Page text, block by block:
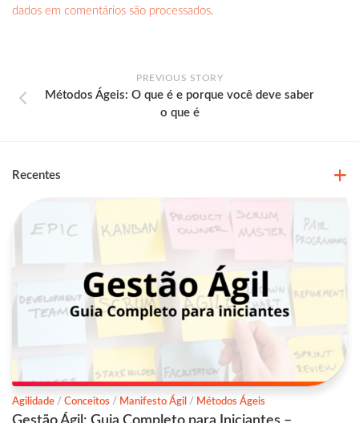
dados em comentários são processados.
PREVIOUS STORY
Métodos Ágeis: O que é e porque você deve saber
o que é
Recentes
Agilidade / Conceitos / Manifesto Ágil / Métodos Ágeis